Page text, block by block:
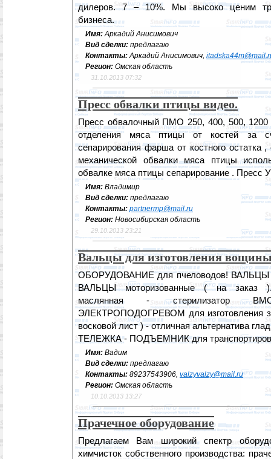
дилеров. 7 – 10%. Мы высоко ценим
бизнеса.
Имя:Аркадий Анисимович
Вид сделки: предлагаю
Контакты:Аркадий Анисимович,
Регион: Омская область
31.10.2013 07:32
Пресс обвалки птицы видео.
Пресс обвалочный ПМО 250, 400, 500, 1200
отделения мяса птицы от костей за
сепарирования фарша от костного остатка
механической обвалки мяса птицы
обвалке мяса птицы сепарирование . Пресс
Имя: Владимир
Вид сделки: предлагаю
Контакты: partnermp@mail.ru
Регион: Новосибирская область
29.10.2013 23:21
Вальцы для изготовления
ОБОРУДОВАНИЕ для пчеловодов! ВАЛЬЦЫ
ВАЛЬЦЫ моторизованные ( на заказ
маслянная - стерилизатор
ЭЛЕКТРОПОДОГРЕВОМ для изготовления
восковой лист ) - отличная альтернатива
ТЕЛЕЖКА - ПОДЪЕМНИК для
Имя: Вадим
Вид сделки: предлагаю
Контакты: 89237543906, valzyvalzy@mail.ru
Регион: Омская область
10.10.2013 13:27
Прачечное оборудование
Предлагаем Вам широкий спектр
химчисток собственного производства: